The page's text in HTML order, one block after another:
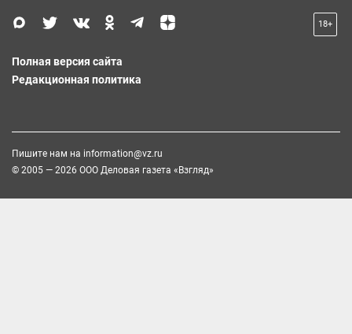
18+
Полная версия сайта
Редакционная политика
Пишите нам на information@vz.ru
© 2005 — 2026 ООО Деловая газета «Взгляд»